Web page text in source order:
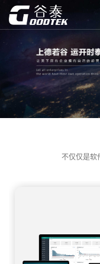
不仅仅是软